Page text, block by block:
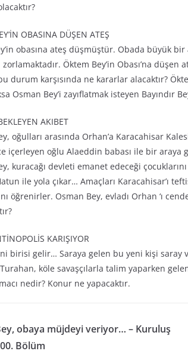
OBASINA DÜŞEN ATEŞ
obasına ateş düşmüştür. Obada büyük
zorlamaktadır. Öktem Bey’in Obası’na
durum karşısında ne kararlar alacaktır?
Osman Bey’i zayıflatmak isteyen Bayındır
AKIBET
oğulları arasında Orhan’a Karacahisar
içerleyen oğlu Alaeddin babası ile bir araya
kuracağı devleti emanet edeceği
ile yola çıkar… Amaçları Karacahisar’ı
öğrenirler. Osman Bey, evladı Orhan ‘ı
KARIŞIYOR
birisi gelir… Saraya gelen bu yeni kişi
köle savaşçılarla talim yaparken
nedir? Konur ne yapacaktır.
obaya müjdeyi veriyor… – Kuruluş
Bölüm